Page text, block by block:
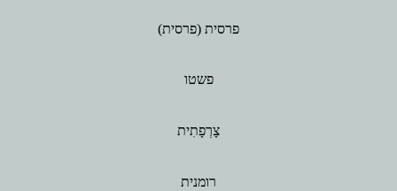
פרסית (פרסית)
פשטו
צָרְפָתִית
רומנית